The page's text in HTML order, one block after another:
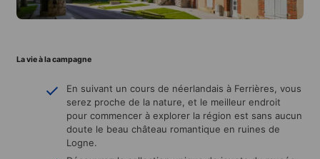
La vie à la campagne
En suivant un cours de néerlandais à Ferrières, vous
serez proche de la nature, et le meilleur endroit
pour commencer à explorer la région est sans aucun
doute le beau château romantique en ruines de
Logne.